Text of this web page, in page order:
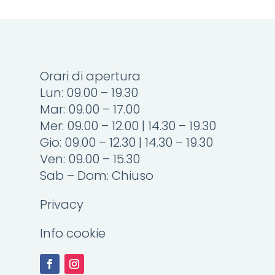
Orari di apertura
Lun: 09.00 – 19.30
Mar: 09.00 – 17.00
Mer: 09.00 – 12.00 | 14.30 – 19.30
Gio: 09.00 – 12.30 | 14.30 – 19.30
Ven: 09.00 – 15.30
Sab – Dom: Chiuso
Privacy
Info cookie